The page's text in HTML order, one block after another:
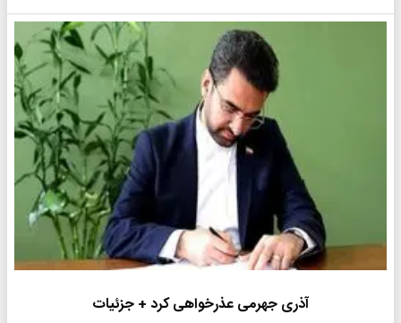
آذری جهرمی عذرخواهی کرد + جزئیات